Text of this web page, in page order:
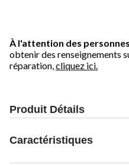
À l'attention des
obtenir des renseignements
réparation, cliquez ici.
Produit Détails
Caractéristiques